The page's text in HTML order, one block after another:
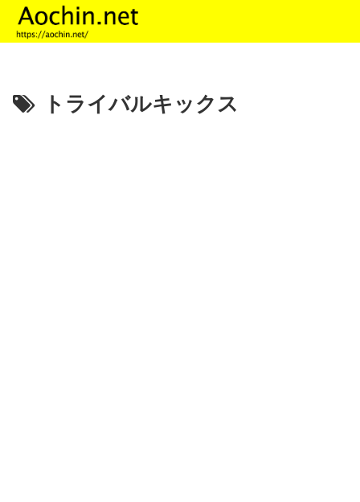
トライバルキックス